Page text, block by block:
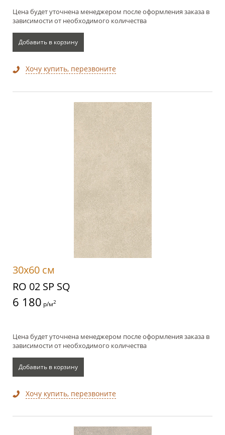
Цена будет уточнена менеджером после оформления заказа в
зависимости от необходимого количества
Добавить в корзину
Хочу купить, перезвоните
30x60 см
RO 02 SP SQ
6 180 р/м2
Цена будет уточнена менеджером после оформления заказа в
зависимости от необходимого количества
Добавить в корзину
Хочу купить, перезвоните